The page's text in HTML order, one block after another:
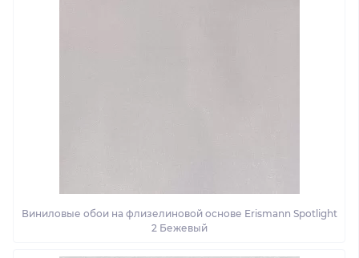
Виниловые обои на флизелиновой основе Erismann Spotlight
2 Бежевый